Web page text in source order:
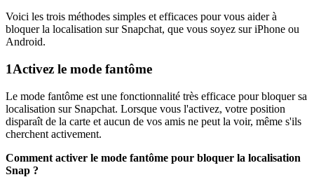
Voici les trois méthodes simples et efficaces pour vous aider à
bloquer la localisation sur Snapchat, que vous soyez sur iPhone ou
Android.
1Activez le mode fantôme
Le mode fantôme est une fonctionnalité très efficace pour bloquer sa
localisation sur Snapchat. Lorsque vous l'activez, votre position
disparaît de la carte et aucun de vos amis ne peut la voir, même s'ils
cherchent activement.
Comment activer le mode fantôme pour bloquer la localisation
Snap ?